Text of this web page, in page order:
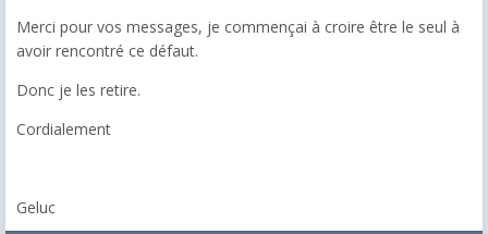
Merci pour vos messages, je commençai à croire être le seul à
avoir rencontré ce défaut.
Donc je les retire.
Cordialement
Geluc